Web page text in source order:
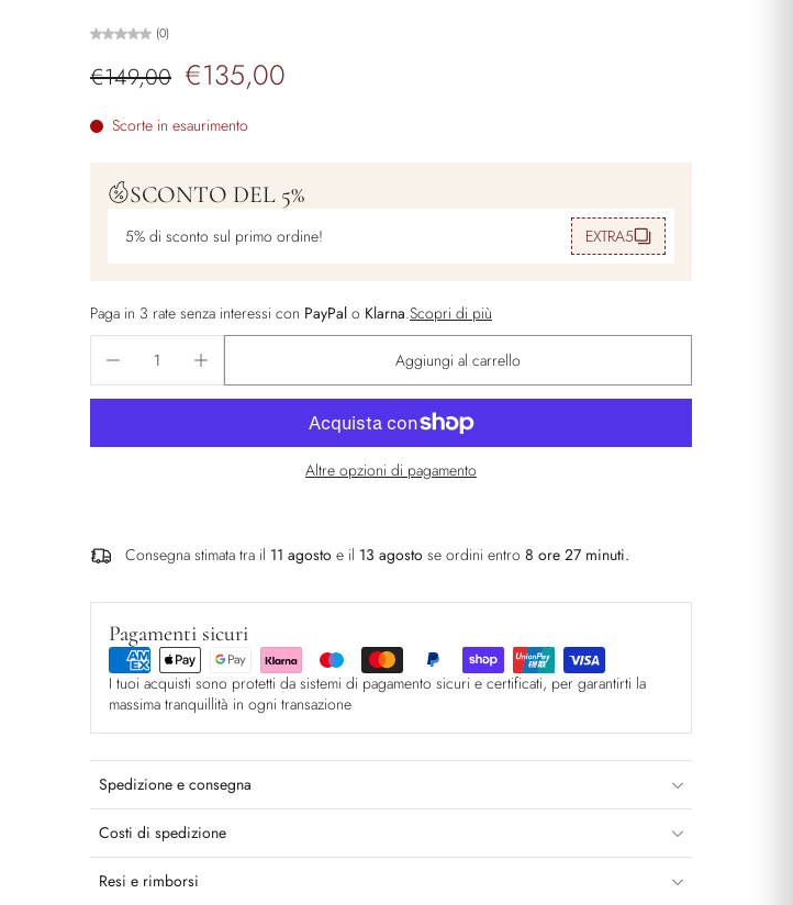
(0)
€149,00 €135,00
Scorte in esaurimento
SCONTO DEL 5%
5% di sconto sul primo ordine! EXTRA5
Paga in 3 rate senza interessi con PayPal o Klarna.Scopri di più
Aggiungi al carrello
Altre opzioni di pagamento
Consegna stimata tra il 11 agosto e il 13 agosto se ordini entro 8 ore 27 minuti.
Pagamenti sicuri
I tuoi acquisti sono protetti da sistemi di pagamento sicuri e certificati, per garantirti la
massima tranquillità in ogni transazione
Spedizione e consegna
Costi di spedizione
Resi e rimborsi